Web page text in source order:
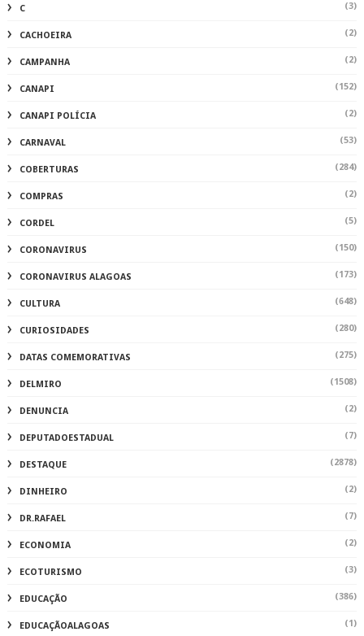
C (3)
CACHOEIRA (2)
CAMPANHA (2)
CANAPI (152)
CANAPI POLÍCIA (2)
CARNAVAL (53)
COBERTURAS (284)
COMPRAS (2)
CORDEL (5)
CORONAVIRUS (150)
CORONAVIRUS ALAGOAS (173)
CULTURA (648)
CURIOSIDADES (280)
DATAS COMEMORATIVAS (275)
DELMIRO (1508)
DENUNCIA (2)
DEPUTADOESTADUAL (7)
DESTAQUE (2878)
DINHEIRO (2)
DR.RAFAEL (7)
ECONOMIA (2)
ECOTURISMO (3)
EDUCAÇÃO (386)
EDUCAÇÃOALAGOAS (1)